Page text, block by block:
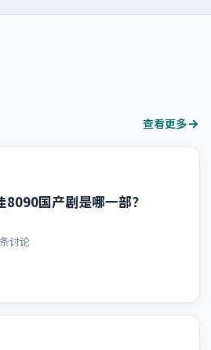
查看更多
国产剧是哪一部？
条讨论